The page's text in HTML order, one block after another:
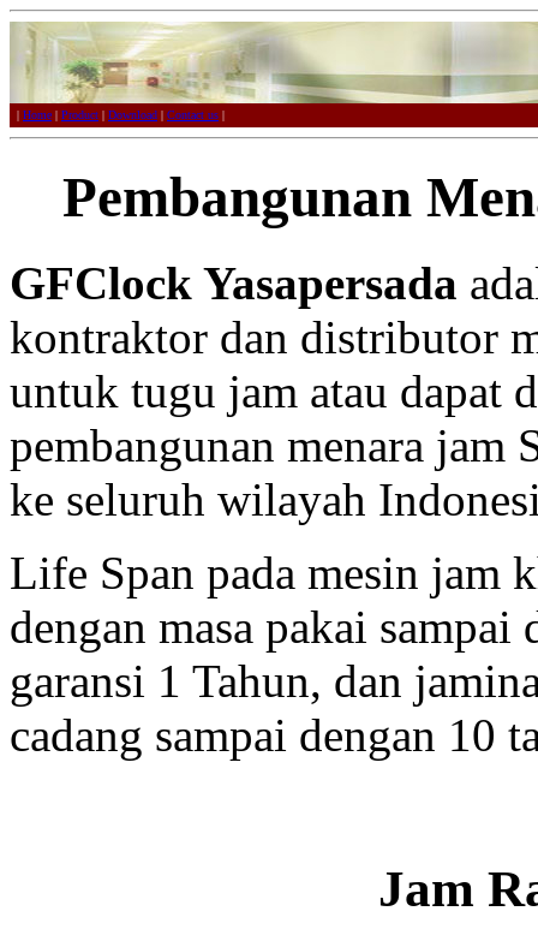
| Home | Product | Download | Contact us |
Pembangunan
GFClock Yasapersada
kontraktor dan distributor
untuk tugu jam atau dapat
pembangunan menara
ke seluruh wilayah
Life Span pada mesin jam
dengan masa pakai sampai
garansi 1 Tahun, dan
cadang sampai dengan 10
Jam